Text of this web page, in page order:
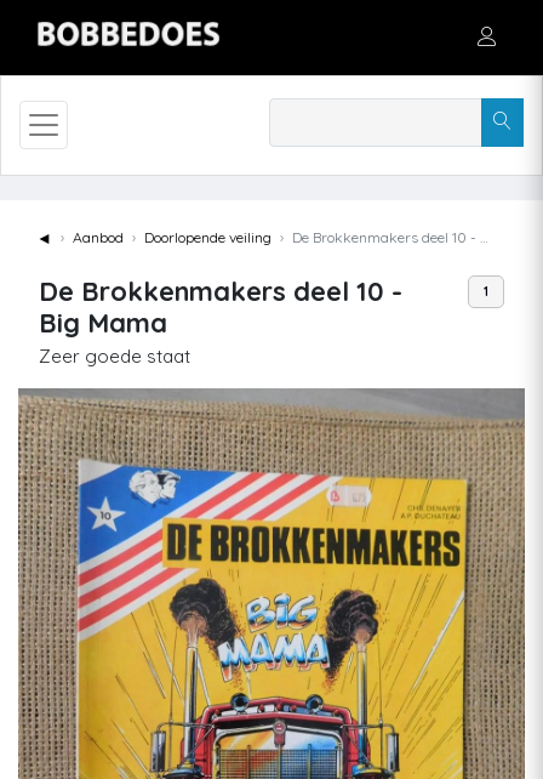
◄ Aanbod Doorlopende veiling De Brokkenmakers deel 10 - Big Mama
De Brokkenmakers deel 10 -
Big Mama
Zeer goede staat
1